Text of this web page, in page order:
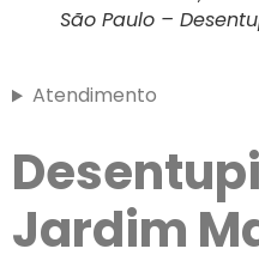
São Paulo –
Atendimento
Jardim